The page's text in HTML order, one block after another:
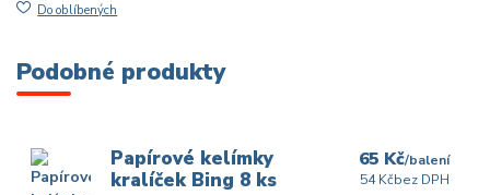
Do oblíbených
Podobné produkty
Papírové kelímky
kralíček Bing 8 ks
65 Kč/balení
54 Kčbez DPH